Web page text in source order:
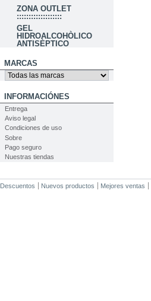
ZONA OUTLET
:::::::::::::::::::
GEL
HIDROALCOHÒLICO
ANTISÈPTICO
MARCAS
INFORMACIÓNES
Entrega
Aviso legal
Condiciones de uso
Sobre
Pago seguro
Nuestras tiendas
Descuentos Nuevos productos Mejores ventas